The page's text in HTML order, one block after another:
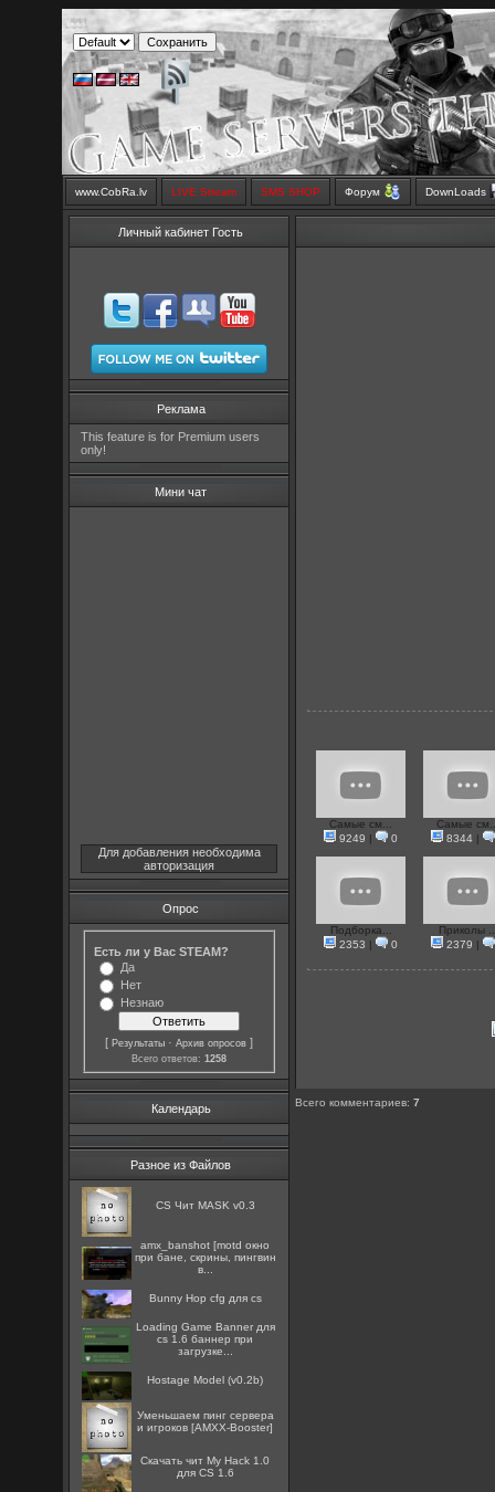
www.CobRa.lv LIVE Stream SMS SHOP Форум DownLoads
Личный кабинет Гость
Реклама
This feature is for Premium users
only!
Мини чат
Для добавления необходима
авторизация
Опрос
Есть ли у Вас STEAM?
Да
Нет
Незнаю
[Результаты ·Архив опросов ]
Всего ответов:1258
Календарь
Разное из Файлов
CS Чит MASK v0.3
amx_banshot [motd окно
при бане, скрины, пингвин
в...
Bunny Hop cfg для cs
Loading Game Banner для
cs 1.6 баннер при
загрузке...
Hostage Model (v0.2b)
Уменьшаем пинг сервера
и игроков [AMXX-Booster]
Скачать чит My Hack 1.0
для CS 1.6
Самые см...
9249 | 0
Самые
8344 |
Подборка...
2353 | 0
Приколы
2379 |
Всего комментариев:7